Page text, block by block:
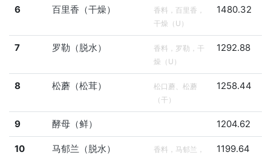
6 百里香（干燥）
香料，百里香，
干燥（U）
1480.32
7 罗勒（脱水）
香料，罗勒，干
燥（U）
1292.88
8 松蘑（松茸）
松口蘑、松蘑
（干）
1258.44
9 酵母（鲜） 1204.62
10 马郁兰（脱水）
香料，马郁兰，
1199.64